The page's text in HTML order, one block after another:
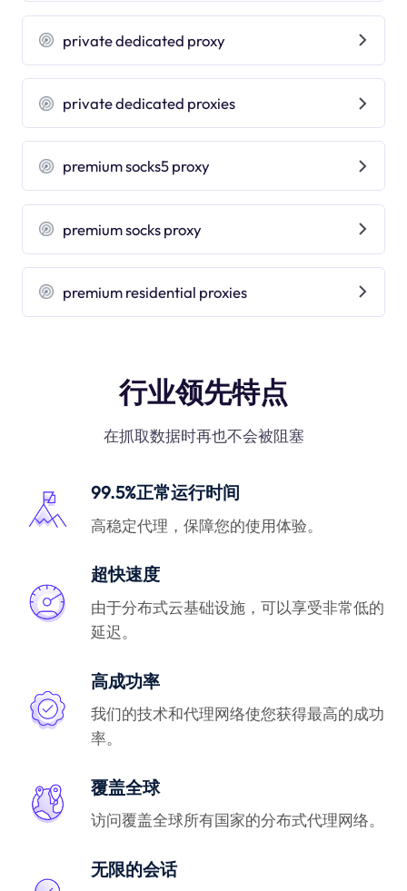
private dedicated proxy
private dedicated proxies
premium socks5 proxy
premium socks proxy
premium residential proxies
行业领先特点
在抓取数据时再也不会被阻塞
99.5%正常运行时间
高稳定代理，保障您的使用体验。
超快速度
由于分布式云基础设施，可以享受非常低的
延迟。
高成功率
我们的技术和代理网络使您获得最高的成功
率。
覆盖全球
访问覆盖全球所有国家的分布式代理网络。
无限的会话